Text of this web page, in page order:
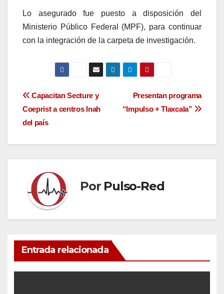
Lo asegurado fue puesto a disposición del
Ministerio Público Federal (MPF), para continuar
con la integración de la carpeta de investigación.
Navegación
de
entradas
Presentan programa
“Impulso + Tlaxcala”
Capacitan Secture y
Coeprist a centros Inah
del país
Por Pulso-Red
Entrada relacionada